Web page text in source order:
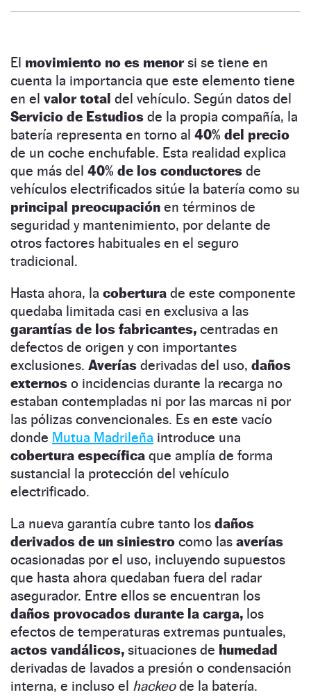
El movimiento no es menorsi se tiene en
cuenta la importancia que este elemento tiene
en el valor total del vehículo. Según datos del
Servicio de Estudios de la propia compañía, la
batería representa en torno al 40% del precio
de un coche enchufable. Esta realidad explica
que más del 40% de los conductores de
vehículos electrificados sitúe la batería como su
principal preocupación en términos de
seguridad y mantenimiento, por delante de
otros factores habituales en el seguro
tradicional.
Hasta ahora, la cobertura de este componente
quedaba limitada casi en exclusiva a las
garantías de los fabricantes, centradas en
defectos de origen y con importantes
exclusiones. Averías derivadas del uso, daños
externos o incidencias durante la recarga no
estaban contempladas ni por las marcas ni por
las pólizas convencionales. Es en este vacío
donde Mutua Madrileña introduce una
cobertura específica que amplía de forma
sustancial la protección del vehículo
electrificado.
La nueva garantía cubre tanto los daños
derivados de un siniestro como las averías
ocasionadas por el uso, incluyendo supuestos
que hasta ahora quedaban fuera del radar
asegurador. Entre ellos se encuentran los
daños provocados durante la carga, los
efectos de temperaturas extremas puntuales,
actos vandálicos, situaciones de humedad
derivadas de lavados a presión o condensación
interna, e incluso el hackeode la batería.